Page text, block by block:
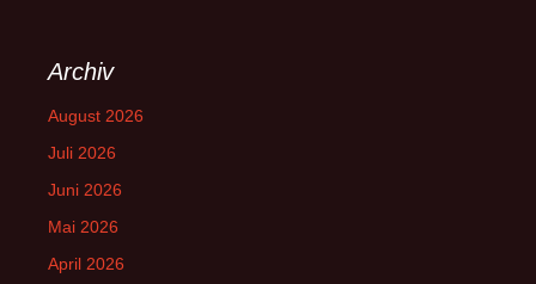
Archiv
August 2026
Juli 2026
Juni 2026
Mai 2026
April 2026